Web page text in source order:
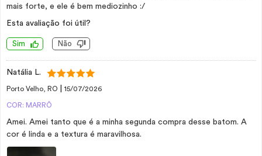
mais forte, e ele é bem mediozinho :/
Esta avaliação foi útil?
Sim Não
Natália L.
Porto Velho, RO 15/07/2026
COR: MARRÔ
Amei. Amei tanto que é a minha segunda compra desse batom. A
cor é linda e a textura é maravilhosa.